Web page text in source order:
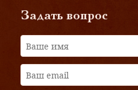
Задать вопрос